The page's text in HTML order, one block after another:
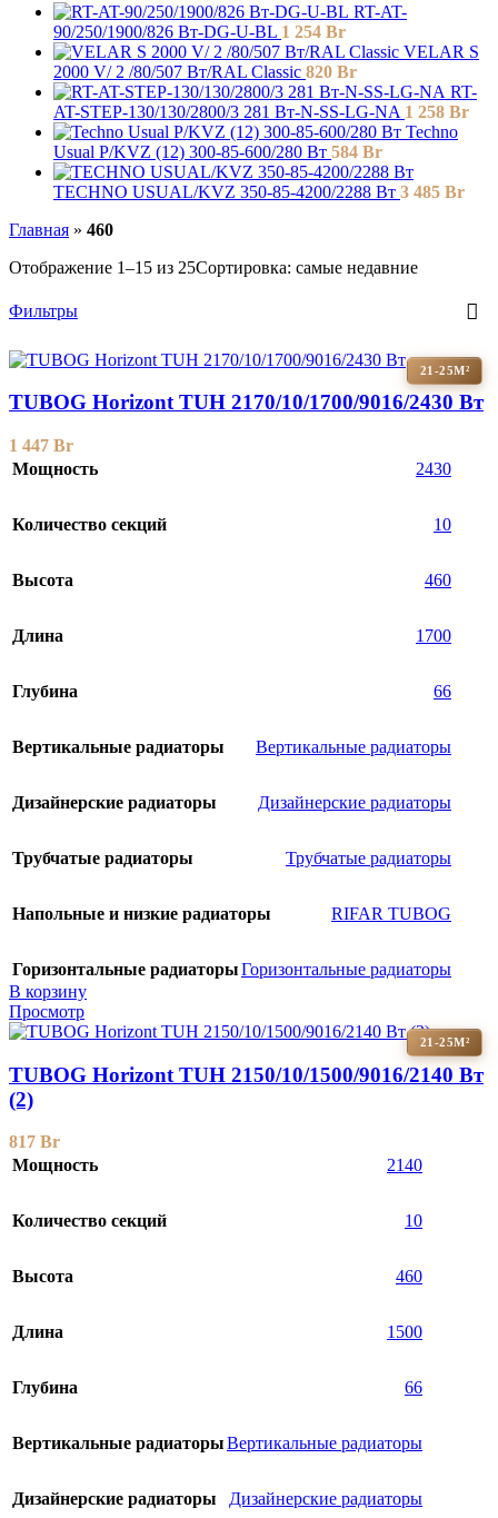
RT-AT-
90/250/1900/826 Вт-DG-U-BL 1 254 Br
VELAR S
2000 V/ 2 /80/507 Вт/RAL Classic 820 Br
RT-
AT-STEP-130/130/2800/3 281 Вт-N-SS-LG-NA 1 258 Br
Techno
Usual P/KVZ (12) 300-85-600/280 Вт 584 Br
TECHNO USUAL/KVZ 350-85-4200/2288 Вт 3 485 Br
Главная » 460
Отображение 1–15 из 25Сортировка: самые недавние
Фильтры
21-25М²
TUBOG Horizont TUH 2170/10/1700/9016/2430 Вт
1 447 Br
Мощность
2430
Количество секций 10
Высота 460
Длина 1700
Глубина 66
Вертикальные радиаторы Вертикальные радиаторы
Дизайнерские радиаторы Дизайнерские радиаторы
Трубчатые радиаторы Трубчатые радиаторы
Напольные и низкие радиаторы RIFAR TUBOG
Горизонтальные радиаторыГоризонтальные радиаторы
В корзину
Просмотр
21-25М²
TUBOG Horizont TUH 2150/10/1500/9016/2140 Вт
(2)
817 Br
Мощность
2140
Количество секций 10
Высота 460
Длина 1500
Глубина 66
Вертикальные радиаторыВертикальные радиаторы
Дизайнерские радиаторы Дизайнерские радиаторы